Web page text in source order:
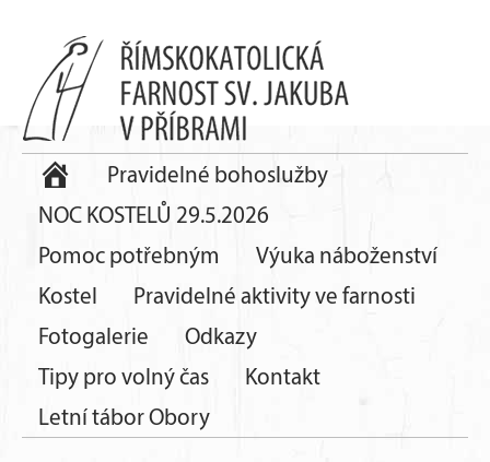
Pravidelné bohoslužby
NOC KOSTELŮ 29.5.2026
Pomoc potřebným
Výuka náboženství
Kostel
Pravidelné aktivity ve farnosti
Fotogalerie
Odkazy
Tipy pro volný čas
Kontakt
Letní tábor Obory